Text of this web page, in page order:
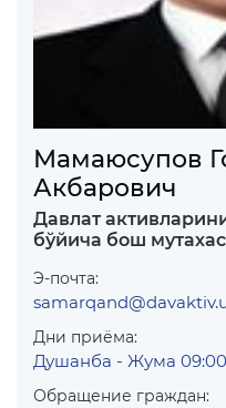
Мамаюсупов
Акбарович
Давлат
бўйича бош
Э-почта:
Дни приёма:
Душанба - Жума 09:00
Обращение граждан: